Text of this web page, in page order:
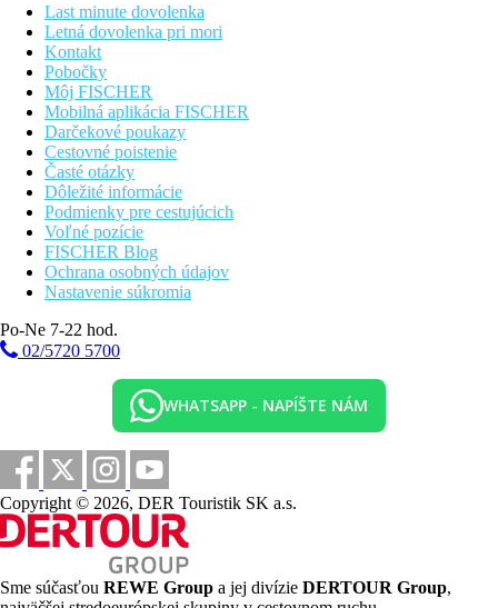
Last minute dovolenka
Letná dovolenka pri mori
Kontakt
Pobočky
Môj FISCHER
Mobilná aplikácia FISCHER
Darčekové poukazy
Cestovné poistenie
Časté otázky
Dôležité informácie
Podmienky pre cestujúcich
Voľné pozície
FISCHER Blog
Ochrana osobných údajov
Nastavenie súkromia
Po-Ne 7-22 hod.
02/5720 5700
WHATSAPP - NAPÍŠTE NÁM
Copyright © 2026, DER Touristik SK a.s.
Sme súčasťou REWE Group a jej divízie DERTOUR Group,